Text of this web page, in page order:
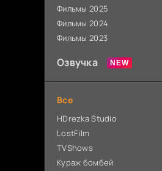
Фильмы 2025
Фильмы 2024
Фильмы 2023
Озвучка
Все
HDrezka Studio
LostFilm
TVShows
Кураж бомбей